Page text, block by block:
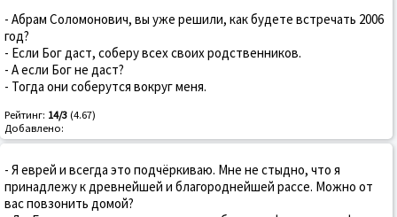
- Абрам Соломонович, вы уже решили, как будете встречать 2006
год?
- Если Бог даст, соберу всех своих родственников.
- А если Бог не даст?
- Тогда они соберутся вокруг меня.
Рейтинг: 14/3 (4.67)
Добавлено:
- Я еврей и всегда это подчёркиваю. Мне не стыдно, что я
принадлежу к древнейшей и благороднейшей рассе. Можно от
вас повзонить домой?